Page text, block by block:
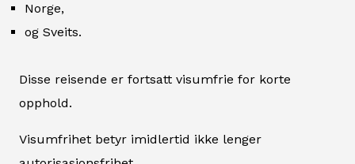
Norge,
og Sveits.
Disse reisende er fortsatt visumfrie for korte
opphold.
Visumfrihet betyr imidlertid ikke lenger